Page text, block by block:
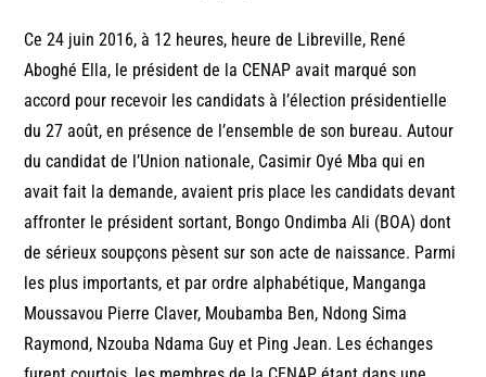
Ce 24 juin 2016, à 12 heures, heure de Libreville, René
Aboghé Ella, le président de la CENAP avait marqué son
accord pour recevoir les candidats à l’élection présidentielle
du 27 août, en présence de l’ensemble de son bureau. Autour
du candidat de l’Union nationale, Casimir Oyé Mba qui en
avait fait la demande, avaient pris place les candidats devant
affronter le président sortant, Bongo Ondimba Ali (BOA) dont
de sérieux soupçons pèsent sur son acte de naissance. Parmi
les plus importants, et par ordre alphabétique, Manganga
Moussavou Pierre Claver, Moubamba Ben, Ndong Sima
Raymond, Nzouba Ndama Guy et Ping Jean. Les échanges